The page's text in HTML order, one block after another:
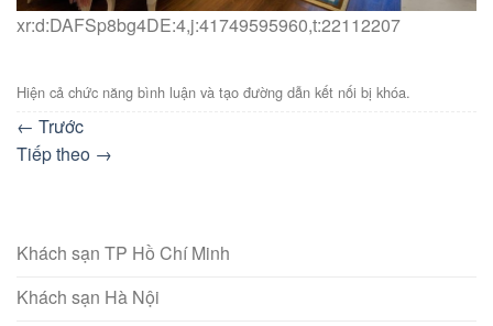
xr:d:DAFSp8bg4DE:4,j:41749595960,t:22112207
Hiện cả chức năng bình luận và tạo đường dẫn kết nối bị khóa.
← Trước
Tiếp theo →
Khách sạn TP Hồ Chí Minh
Khách sạn Hà Nội